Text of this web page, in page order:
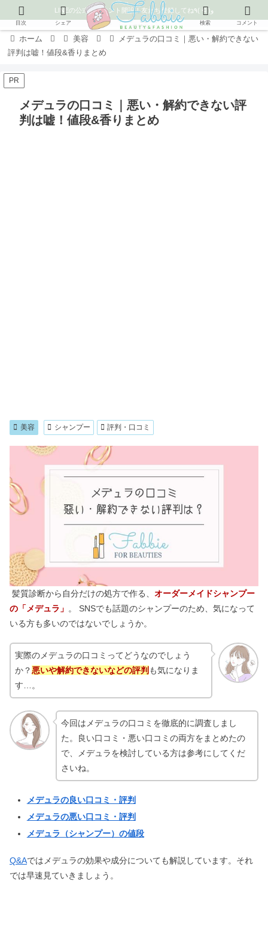
LINEの公式アカウント開設！友だち登録してね٩( ᐛ )و
ホーム 美容
メデュラの口コミ｜悪い・解約できない
評判は嘘！値段&香りまとめ
PR
メデュラの口コミ｜悪い・解約できない評
判は嘘！値段&香りまとめ
美容 シャンプー 評判・口コミ
髪質診断から自分だけの処方で作る、 オーダーメイドシャンプー
の「メデュラ」 。 SNSでも話題のシャンプーのため、気になって
いる方も多いのではないでしょうか。
実際のメデュラの口コミってどうなのでしょう
か？悪いや解約できないなどの評判 も気になりま
す…。
今回はメデュラの口コミを徹底的に調査しまし
た。良い口コミ・悪い口コミの両方をまとめたの
で、メデュラを検討している方は参考にしてくだ
さいね。
メデュラの良い口コミ・評判
メデュラの悪い口コミ・評判
メデュラ（シャンプー）の値段
Q&Aではメデュラの効果や成分についても解説しています。それ
では早速見ていきましょう。
目次 シェア 検索 コメント